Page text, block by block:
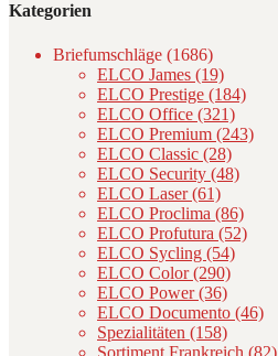
Kategorien
Briefumschläge (1686)
ELCO James (19)
ELCO Prestige (184)
ELCO Office (321)
ELCO Premium (243)
ELCO Classic (28)
ELCO Security (48)
ELCO Laser (61)
ELCO Proclima (86)
ELCO Profutura (52)
ELCO Sycling (54)
ELCO Color (290)
ELCO Power (36)
ELCO Documento (46)
Spezialitäten (158)
Sortiment Frankreich (82)